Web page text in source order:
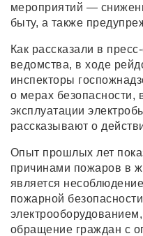
мероприятий —
быту, а также
Как рассказали в
ведомства, в ходе
инспекторы
о мерах безопасности,
эксплуатации
рассказывают о
Опыт прошлых лет
причинами пожаров в
является
пожарной
обращение граждан с